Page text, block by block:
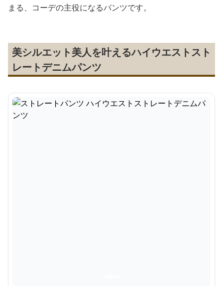
まる、コーデの主役になるパンツです。
美シルエット美人を叶えるハイウエストスト
レートデニムパンツ